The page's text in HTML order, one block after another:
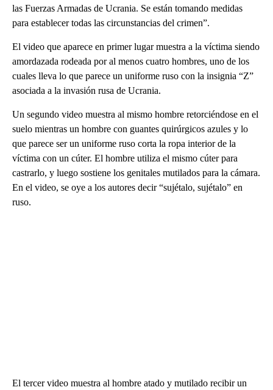
las Fuerzas Armadas de Ucrania. Se están tomando medidas
para establecer todas las circunstancias del crimen”.
El video que aparece en primer lugar muestra a la víctima siendo
amordazada rodeada por al menos cuatro hombres, uno de los
cuales lleva lo que parece un uniforme ruso con la insignia “Z”
asociada a la invasión rusa de Ucrania.
Un segundo video muestra al mismo hombre retorciéndose en el
suelo mientras un hombre con guantes quirúrgicos azules y lo
que parece ser un uniforme ruso corta la ropa interior de la
víctima con un cúter. El hombre utiliza el mismo cúter para
castrarlo, y luego sostiene los genitales mutilados para la cámara.
En el video, se oye a los autores decir “sujétalo, sujétalo” en
ruso.
El tercer video muestra al hombre atado y mutilado recibir un